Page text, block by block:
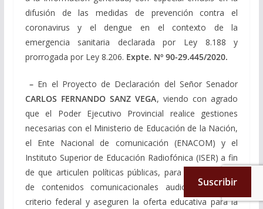
difusión de las medidas de prevención contra el
coronavirus y el dengue en el contexto de la
emergencia sanitaria declarada por Ley 8.188 y
prorrogada por Ley 8.206. Expte. Nº 90-29.445/2020.
– En el Proyecto de Declaración del Señor Senador
CARLOS FERNANDO SANZ VEGA, viendo con agrado
que el Poder Ejecutivo Provincial realice gestiones
necesarias con el Ministerio de Educación de la Nación,
el Ente Nacional de comunicación (ENACOM) y el
Instituto Superior de Educación Radiofónica (ISER) a fin
de que articulen políticas públicas, para la producción
de contenidos comunicacionales audiovisuales con
criterio federal y aseguren la oferta educativa para la
Suscribir